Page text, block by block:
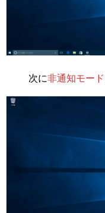
次に非通知モード